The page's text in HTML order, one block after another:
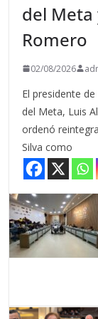
del Meta
Romero
02/08/2026
El presidente
del Meta, Luis
ordenó
Silva como